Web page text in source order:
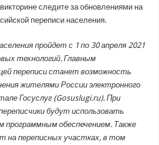
следите за обновлениями на
переписи населения.
пройдет с 1 по 30 апреля 2021
технологий. Главным
переписи станет возможность
жителями России электронного
Госуслуг (Gosuslugi.ru). При
будут использовать
обеспечением. Также
на переписных участках, в том